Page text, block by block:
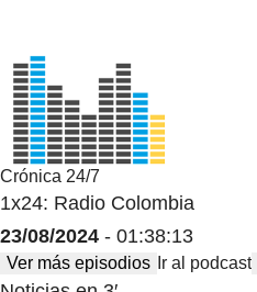
Crónica 24/7
1x24: Radio Colombia
23/08/2024 - 01:38:13
Ver más episodios Ir al podcast